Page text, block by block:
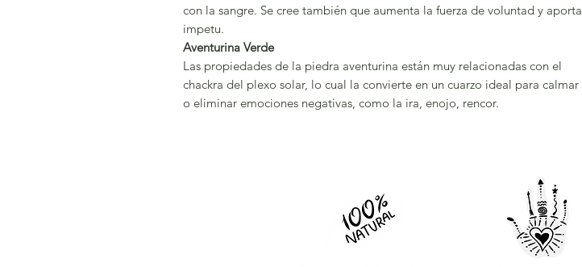
con la sangre. Se cree también que aumenta la fuerza de voluntad y aporta
impetu.
Aventurina Verde
Las propiedades de la piedra aventurina están muy relacionadas con el
chackra del plexo solar, lo cual la convierte en un cuarzo ideal para calmar
o eliminar emociones negativas, como la ira, enojo, rencor.